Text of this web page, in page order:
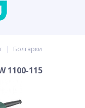
Болгарки
1100-115